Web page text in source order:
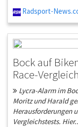
Radsport-
Bock auf
Race-
Lycra-Alarm im
Moritz und Harald
Herausforderungen
Vergleichstests.